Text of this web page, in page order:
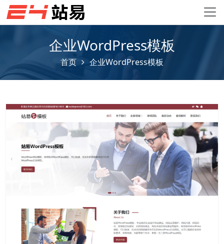
企业WordPress模板
首页 企业WordPress模板